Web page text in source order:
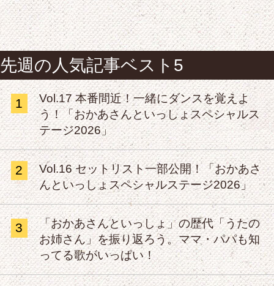
先週の人気記事ベスト5
1
Vol.17 本番間近！一緒にダンスを覚えよ
う！「おかあさんといっしょスペシャルス
テージ2026」
2
Vol.16 セットリスト一部公開！「おかあさ
んといっしょスペシャルステージ2026」
3
「おかあさんといっしょ」の歴代「うたの
お姉さん」を振り返ろう。ママ・パパも知
ってる歌がいっぱい！